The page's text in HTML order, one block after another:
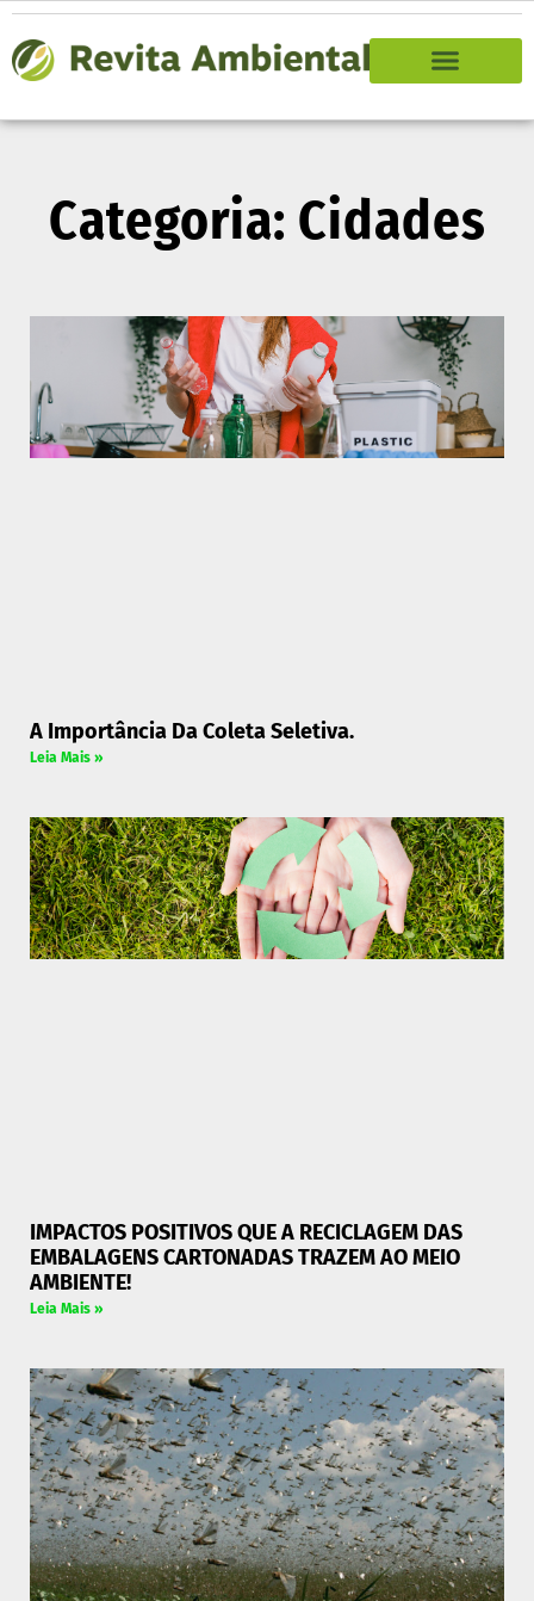
Categoria: Cidades
A Importância Da Coleta Seletiva.
Leia Mais »
IMPACTOS POSITIVOS QUE A RECICLAGEM DAS
EMBALAGENS CARTONADAS TRAZEM AO MEIO
AMBIENTE!
Leia Mais »